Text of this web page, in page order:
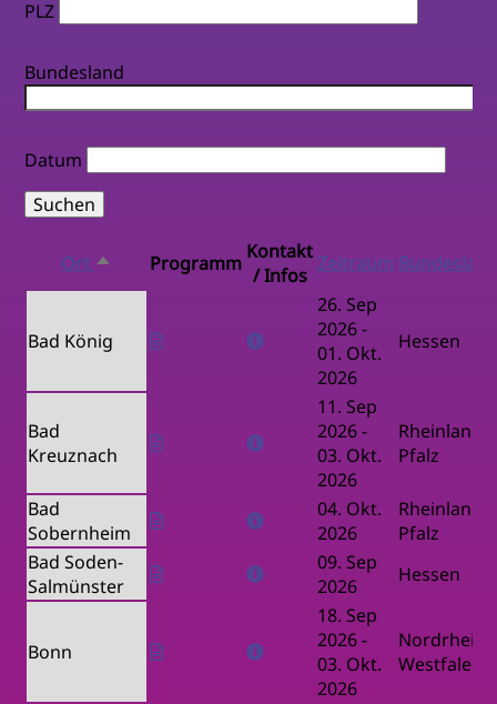
PLZ
Bundesland
Datum
Ort Absteigend
sortieren
Programm Kontakt
/ Infos Zeitraum
Bad König
26. Sep
2026 -
01. Okt.
2026
Hessen
Bad
Kreuznach
11. Sep
2026 -
03. Okt.
2026
Rheinland-
Pfalz
Bad
Sobernheim
04. Okt.
2026
Rheinland-
Pfalz
Bad Soden-
Salmünster
09. Sep
2026
Hessen
Bonn
18. Sep
2026 -
03. Okt.
2026
Nordrhein-
Westfalen